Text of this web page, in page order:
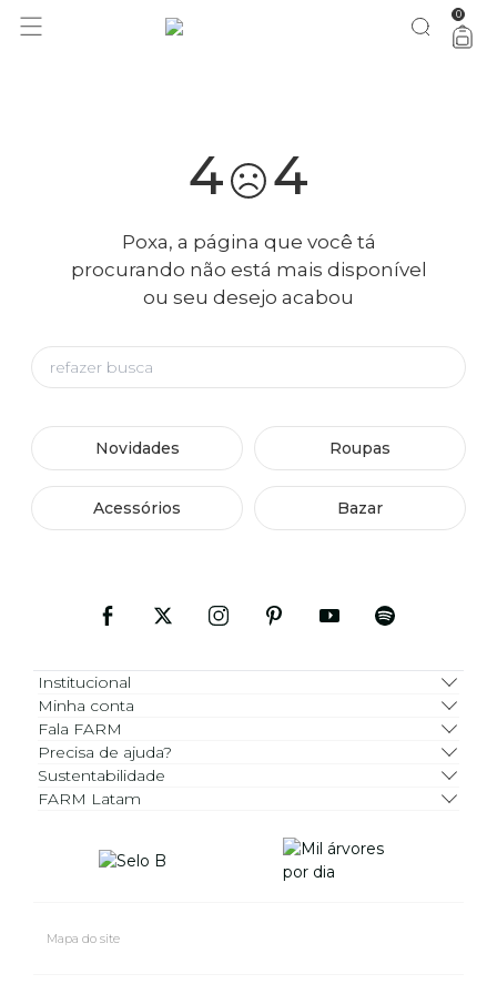
você merece 30% OFF pra comemorar com a gente aproveita! 0
4 4
Poxa, a página que você tá
procurando não está mais disponível
ou seu desejo acabou
Novidades Roupas
Acessórios Bazar
Institucional
Minha conta
Fala FARM
Precisa de ajuda?
Sustentabilidade
FARM Latam
Mapa do site